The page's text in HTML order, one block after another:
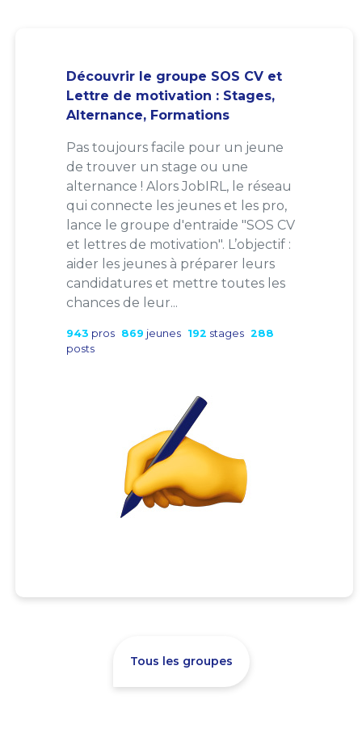
Découvrir le groupe SOS CV et
Lettre de motivation : Stages,
Alternance, Formations
Pas toujours facile pour un jeune
de trouver un stage ou une
alternance ! Alors JobIRL, le réseau
qui connecte les jeunes et les pro,
lance le groupe d'entraide "SOS CV
et lettres de motivation". L’objectif :
aider les jeunes à préparer leurs
candidatures et mettre toutes les
chances de leur...
943 pros 869 jeunes 192 stages 288
posts
Tous les groupes